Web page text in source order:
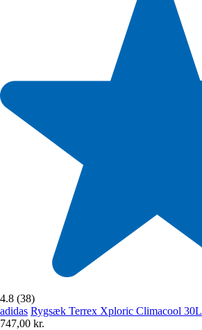
4.8 (38)
adidas Rygsæk Terrex Xploric Climacool 30L
747,00 kr.